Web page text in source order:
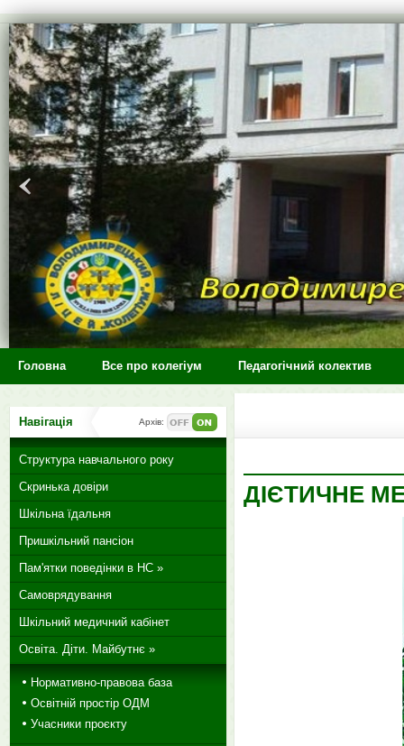
>
Головна Все про колегіум Педагогічний колектив
ДІЄТИЧНЕ
Навігація Архів:
Структура навчального року
Скринька довіри
Шкільна їдальня
Пришкільний пансіон
Пам'ятки поведінки в НС »
Самоврядування
Шкільний медичний кабінет
Освіта. Діти. Майбутнє »
Нормативно-правова база
Освітній простір ОДМ
Учасники проєкту